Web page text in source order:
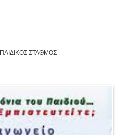
ΠΑΙΔΙΚΟΣ ΣΤΑΘΜΟΣ